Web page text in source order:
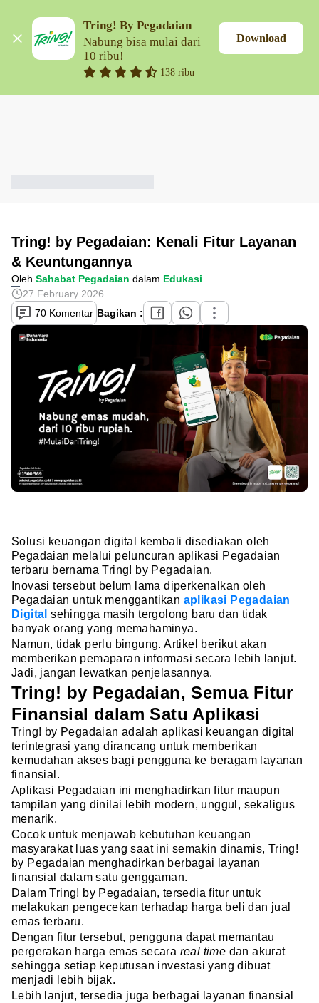
Tring! By Pegadaian
Nabung bisa mulai dari
10 ribu!
138 ribu
Download
Tring! by Pegadaian: Kenali Fitur Layanan
& Keuntungannya
Oleh Sahabat Pegadaian dalam Edukasi
27 February 2026
70 Komentar Bagikan :
Solusi keuangan digital kembali disediakan oleh
Pegadaian melalui peluncuran aplikasi Pegadaian
terbaru bernama Tring! by Pegadaian.
Inovasi tersebut belum lama diperkenalkan oleh
Pegadaian untuk menggantikan aplikasi Pegadaian
Digital sehingga masih tergolong baru dan tidak
banyak orang yang memahaminya.
Namun, tidak perlu bingung. Artikel berikut akan
memberikan pemaparan informasi secara lebih lanjut.
Jadi, jangan lewatkan penjelasannya.
Tring! by Pegadaian, Semua Fitur
Finansial dalam Satu Aplikasi
Tring! by Pegadaian adalah aplikasi keuangan digital
terintegrasi yang dirancang untuk memberikan
kemudahan akses bagi pengguna ke beragam layanan
finansial.
Aplikasi Pegadaian ini menghadirkan fitur maupun
tampilan yang dinilai lebih modern, unggul, sekaligus
menarik.
Cocok untuk menjawab kebutuhan keuangan
masyarakat luas yang saat ini semakin dinamis, Tring!
by Pegadaian menghadirkan berbagai layanan
finansial dalam satu genggaman.
Dalam Tring! by Pegadaian, tersedia fitur untuk
melakukan pengecekan terhadap harga beli dan jual
emas terbaru.
Dengan fitur tersebut, pengguna dapat memantau
pergerakan harga emas secara real time dan akurat
sehingga setiap keputusan investasi yang dibuat
menjadi lebih bijak.
Lebih lanjut, tersedia juga berbagai layanan finansial